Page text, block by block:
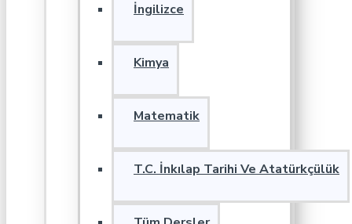
İngilizce
Kimya
Matematik
T.C. İnkılap Tarihi Ve Atatürkçülük